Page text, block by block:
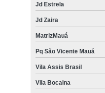
Jd Estrela
Jd Zaira
MatrizMauá
Pq São Vicente Mauá
Vila Assis Brasil
Vila Bocaina